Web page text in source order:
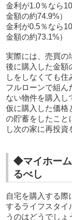
金利が1.0％なら
金額の約74.9%）
金利が0.5％なら
金額の約73.1%）
実際には、売買の
後に購入した金額
しをしなくても住
フルローンで組ん
ない物件を購入し
仮に購入した価格
の貯蓄をしたこと
し次の家に再投資
◆マイホーム
るべし
自宅を購入する際
するライフスタイ
うのはどうでしょ